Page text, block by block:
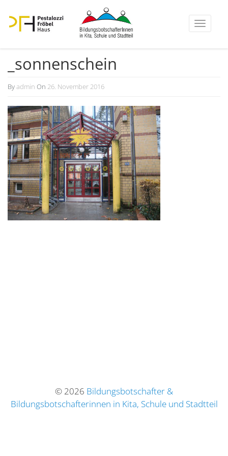
Toggle
_sonnenschein
Byadmin On 26. November 2016
© 2026 Bildungsbotschafter &
Bildungsbotschafterinnen in Kita, Schule und Stadtteil